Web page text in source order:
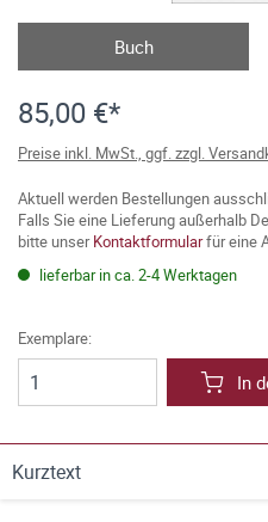
Buch
85,00 €*
Preise inkl. MwSt., ggf. zzgl.
Aktuell werden Bestellungen
Falls Sie eine Lieferung außerhalb
bitte unserKontaktformularfür eine
lieferbar in ca. 2-4 Werktagen
Exemplare:
In
Kurztext